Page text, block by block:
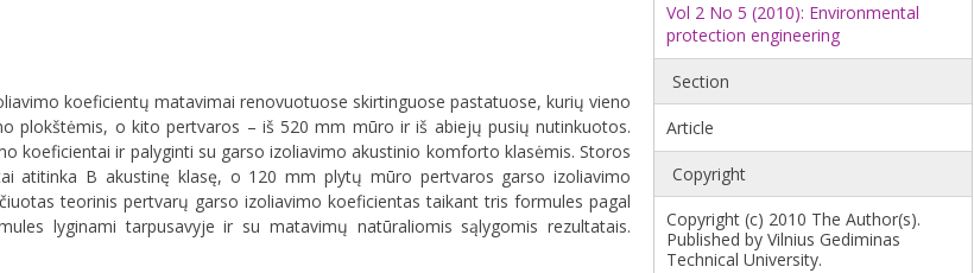
koeficientų matavimai renovuotuose skirtinguose pastatuose, kurių vieno
plokštėmis, o kito pertvaros – iš 520 mm mūro ir iš abiejų pusių nutinkuotos.
koeficientai ir palyginti su garso izoliavimo akustinio komforto klasėmis. Storos
atitinka B akustinę klasę, o 120 mm plytų mūro pertvaros garso izoliavimo
teorinis pertvarų garso izoliavimo koeficientas taikant tris formules pagal
lyginami tarpusavyje ir su matavimų natūraliomis sąlygomis rezultatais.
Vol 2 No 5 (2010): Environmental
protection engineering
Section
Article
Copyright
Copyright (c) 2010 The Author(s).
Published by Vilnius Gediminas
Technical University.